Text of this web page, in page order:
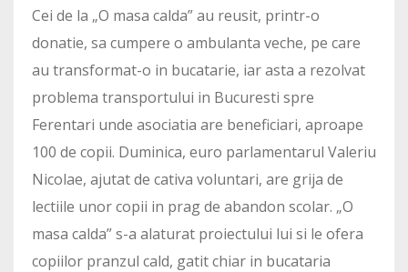
Cei de la „O masa calda” au reusit, printr-o
donatie, sa cumpere o ambulanta veche, pe care
au transformat-o in bucatarie, iar asta a rezolvat
problema transportului in Bucuresti spre
Ferentari unde asociatia are beneficiari, aproape
100 de copii. Duminica, euro parlamentarul Valeriu
Nicolae, ajutat de cativa voluntari, are grija de
lectiile unor copii in prag de abandon scolar. „O
masa calda” s-a alaturat proiectului lui si le ofera
copiilor pranzul cald, gatit chiar in bucataria